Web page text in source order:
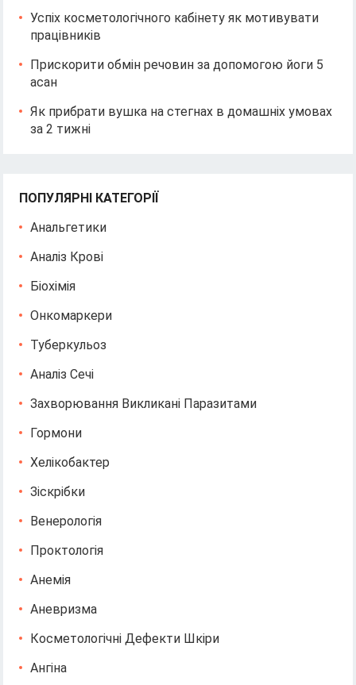
Успіх косметологічного кабінету як мотивувати
працівників
Прискорити обмін речовин за допомогою йоги 5
асан
Як прибрати вушка на стегнах в домашніх умовах
за 2 тижні
ПОПУЛЯРНІ КАТЕГОРІЇ
Анальгетики
Аналіз Крові
Біохімія
Онкомаркери
Туберкульоз
Аналіз Сечі
Захворювання Викликані Паразитами
Гормони
Хелікобактер
Зіскрібки
Венерологія
Проктологія
Анемія
Аневризма
Косметологічні Дефекти Шкіри
Ангіна